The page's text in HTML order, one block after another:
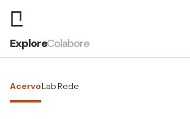
ExploreColabore
AcervoLab Rede